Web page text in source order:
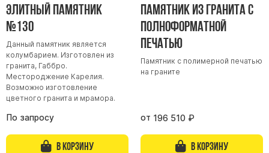
Склеп
Cкульптуры ангел
Детские памятники
Памятники Мусульманские
Памятники Армянские
Европейские памятники
Памятники "Клипарт"
Семейные памятники ( памятники на двоих )
Элитный памятник
№130
Данный памятник является
колумбарием. Изготовлен из
гранита, Габбро.
Местороджение Карелия.
Возможно изготовление
цветного гранита и мрамора.
По запросу
В корзину
Памятник из гранита с
Полноформатной
печатью
Памятник с полимерной печатью
на граните
от 196 510 ₽
В корзину